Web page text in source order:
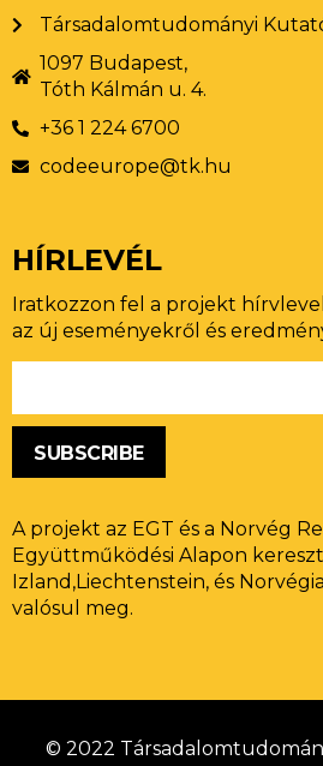
Társadalomtudományi
1097 Budapest,
Tóth Kálmán u. 4.
+36 1 224 6700
codeeurope@tk.hu
HÍRLEVÉL
Iratkozzon fel a projekt
az új eseményekről és
SUBSCRIBE
A projekt az EGT és a Norvég
Együttműködési Alapon
Izland,Liechtenstein, és
valósul meg.
© 2022